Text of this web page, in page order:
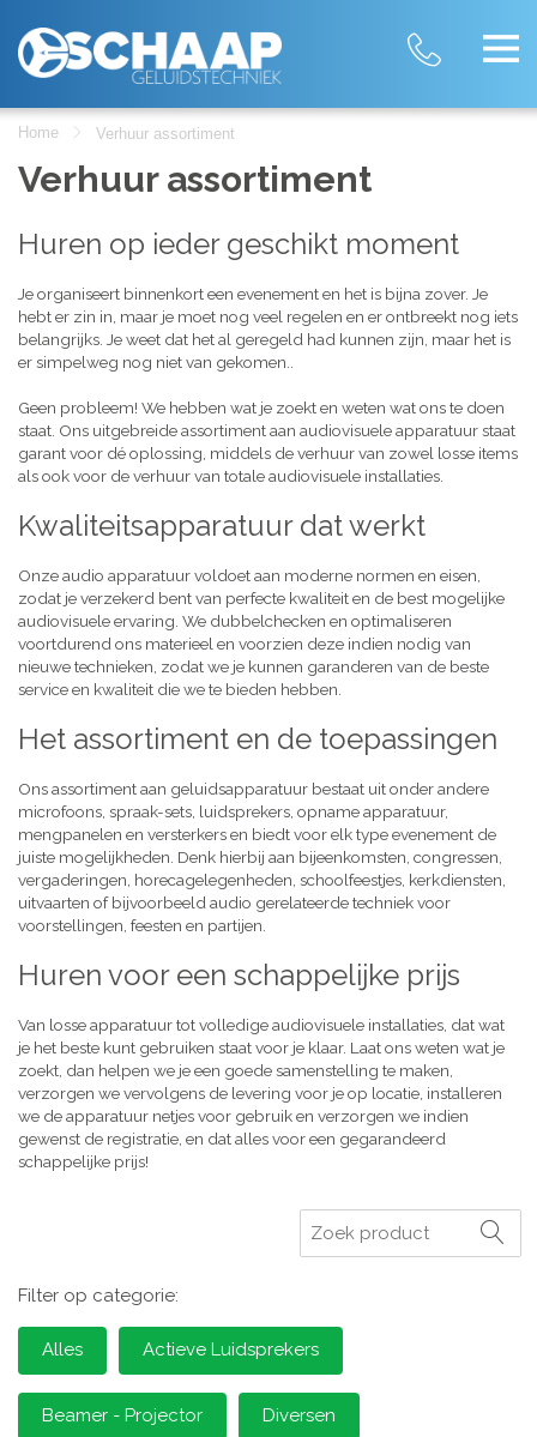
Home Verhuur assortiment
Verhuur assortiment
Huren op ieder geschikt moment
Je organiseert binnenkort een evenement en het is bijna zover. Je
hebt er zin in, maar je moet nog veel regelen en er ontbreekt nog iets
belangrijks. Je weet dat het al geregeld had kunnen zijn, maar het is
er simpelweg nog niet van gekomen..
Geen probleem! We hebben wat je zoekt en weten wat ons te doen
staat. Ons uitgebreide assortiment aan audiovisuele apparatuur staat
garant voor dé oplossing, middels de verhuur van zowel losse items
als ook voor de verhuur van totale audiovisuele installaties.
Kwaliteitsapparatuur dat werkt
Onze audio apparatuur voldoet aan moderne normen en eisen,
zodat je verzekerd bent van perfecte kwaliteit en de best mogelijke
audiovisuele ervaring. We dubbelchecken en optimaliseren
voortdurend ons materieel en voorzien deze indien nodig van
nieuwe technieken, zodat we je kunnen garanderen van de beste
service en kwaliteit die we te bieden hebben.
Het assortiment en de toepassingen
Ons assortiment aan geluidsapparatuur bestaat uit onder andere
microfoons, spraak-sets, luidsprekers, opname apparatuur,
mengpanelen en versterkers en biedt voor elk type evenement de
juiste mogelijkheden. Denk hierbij aan bijeenkomsten, congressen,
vergaderingen, horecagelegenheden, schoolfeestjes, kerkdiensten,
uitvaarten of bijvoorbeeld audio gerelateerde techniek voor
voorstellingen, feesten en partijen.
Huren voor een schappelijke prijs
Van losse apparatuur tot volledige audiovisuele installaties, dat wat
je het beste kunt gebruiken staat voor je klaar. Laat ons weten wat je
zoekt, dan helpen we je een goede samenstelling te maken,
verzorgen we vervolgens de levering voor je op locatie, installeren
we de apparatuur netjes voor gebruik en verzorgen we indien
gewenst de registratie, en dat alles voor een gegarandeerd
schappelijke prijs!
Zoeken
Filter op categorie:
Alles Actieve Luidsprekers
Beamer - Projector Diversen